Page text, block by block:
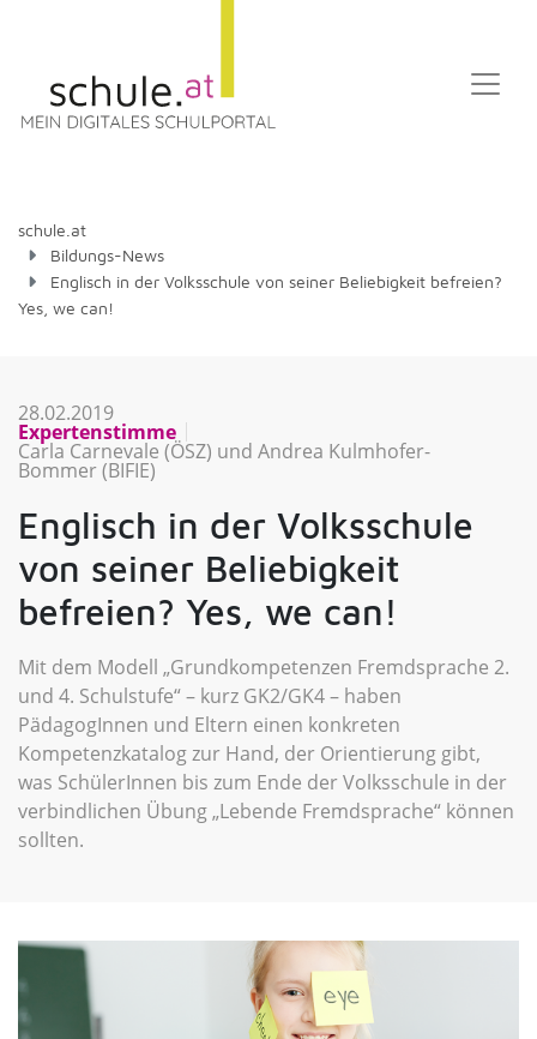
schule.at
Bildungs-News
Englisch in der Volksschule von seiner Beliebigkeit befreien?
Yes, we can!
28.02.2019
Expertenstimme
Carla Carnevale (ÖSZ) und Andrea Kulmhofer-
Bommer (BIFIE)
Englisch in der Volksschule
von seiner Beliebigkeit
befreien? Yes, we can!
Mit dem Modell „Grundkompetenzen Fremdsprache 2.
und 4. Schulstufe“ – kurz GK2/GK4 – haben
PädagogInnen und Eltern einen konkreten
Kompetenzkatalog zur Hand, der Orientierung gibt,
was SchülerInnen bis zum Ende der Volksschule in der
verbindlichen Übung „Lebende Fremdsprache“ können
sollten.